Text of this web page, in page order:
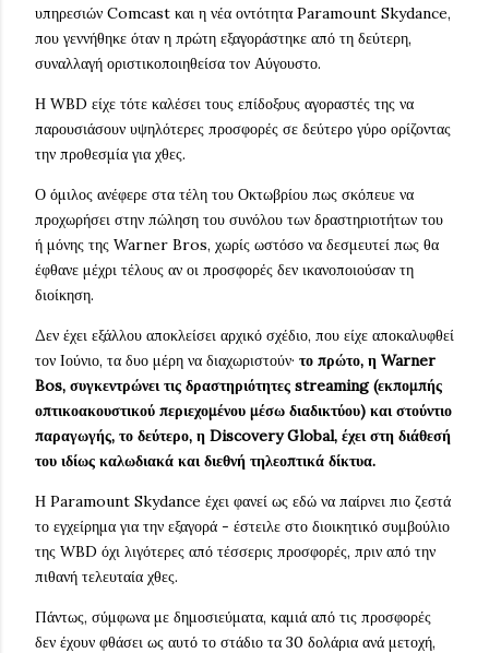
υπηρεσιών Comcast και η νέα οντότητα Paramount Skydance,
που γεννήθηκε όταν η πρώτη εξαγοράστηκε από τη δεύτερη,
συναλλαγή οριστικοποιηθείσα τον Αύγουστο.
Η WBD είχε τότε καλέσει τους επίδοξους αγοραστές της να
παρουσιάσουν υψηλότερες προσφορές σε δεύτερο γύρο ορίζοντας
την προθεσμία για χθες.
Ο όμιλος ανέφερε στα τέλη του Οκτωβρίου πως σκόπευε να
προχωρήσει στην πώληση του συνόλου των δραστηριοτήτων του
ή μόνης της Warner Bros, χωρίς ωστόσο να δεσμευτεί πως θα
έφθανε μέχρι τέλους αν οι προσφορές δεν ικανοποιούσαν τη
διοίκηση.
Δεν έχει εξάλλου αποκλείσει αρχικό σχέδιο, που είχε αποκαλυφθεί
τον Ιούνιο, τα δυο μέρη να διαχωριστούν· το πρώτο, η Warner
Bos, συγκεντρώνει τις δραστηριότητες streaming (εκπομπής
οπτικοακουστικού περιεχομένου μέσω διαδικτύου) και στούντιο
παραγωγής, το δεύτερο, η Discovery Global, έχει στη διάθεσή
του ιδίως καλωδιακά και διεθνή τηλεοπτικά δίκτυα.
Η Paramount Skydance έχει φανεί ως εδώ να παίρνει πιο ζεστά
το εγχείρημα για την εξαγορά - έστειλε στο διοικητικό συμβούλιο
της WBD όχι λιγότερες από τέσσερις προσφορές, πριν από την
πιθανή τελευταία χθες.
Πάντως, σύμφωνα με δημοσιεύματα, καμιά από τις προσφορές
δεν έχουν φθάσει ως αυτό το στάδιο τα 30 δολάρια ανά μετοχή,